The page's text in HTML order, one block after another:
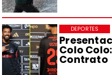
Colo
Contrato
DEPORTES